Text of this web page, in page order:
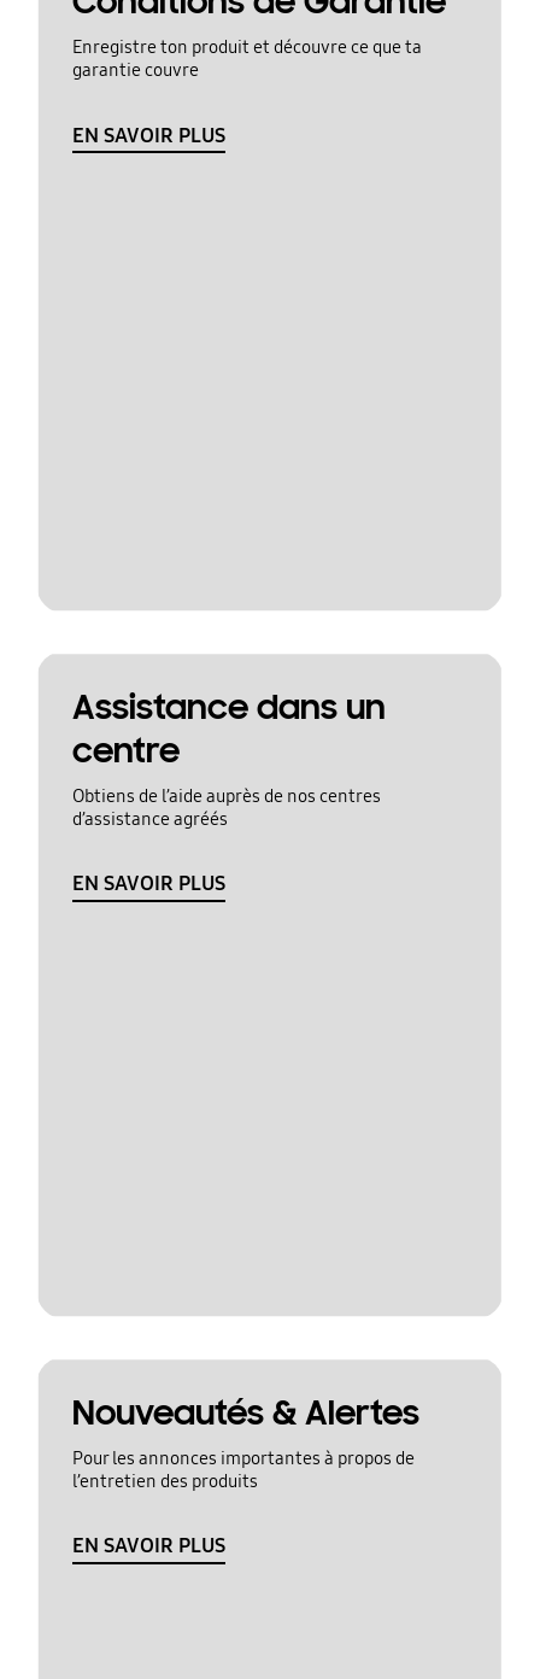
Enregistre ton produit et découvre ce que ta
garantie couvre
EN SAVOIR PLUS
Assistance dans un
centre
Obtiens de l’aide auprès de nos centres
d’assistance agréés
EN SAVOIR PLUS
Nouveautés & Alertes
Pour les annonces importantes à propos de
l’entretien des produits
EN SAVOIR PLUS